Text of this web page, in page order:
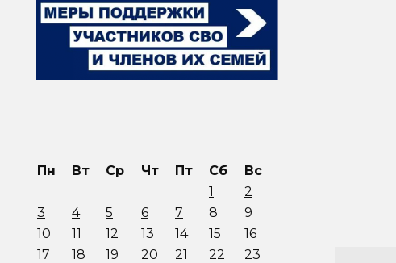
Пн Вт Ср Чт Пт Сб
Вс
1
2
3
4 5 6 7 8
9
10
11 12 13 14 15
16
17
18 19 20 21 22
23